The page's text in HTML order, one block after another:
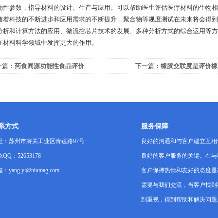
性参数，指导材料的设计、生产与应用。可以帮助医生评估医疗材料的生物
技的不断进步和应用需求的不断提升，聚合物等规度测试在未来将会得到
析和计算方法的应用、微流控芯片技术的发展、多种分析方式的综合运用等
材料科学领域中发挥更大的作用。
： 药食同源功能性食品评价 下一篇： 橡胶交联度是评价
方式
：苏州市浒关工业区青莲路97号
QQ：52653178
：yang.yi@niumag.com
服务保障
良好的沟通和与客户建立互
良好的客户服务的关键。在
客户保持热情和友好的态度
需要与我们交流，当客户找
到重视，得到帮助和解决问